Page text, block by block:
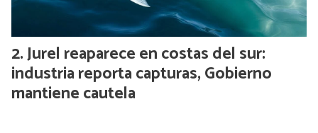
Jurel reaparece en costas del sur:
industria reporta capturas, Gobierno
mantiene cautela